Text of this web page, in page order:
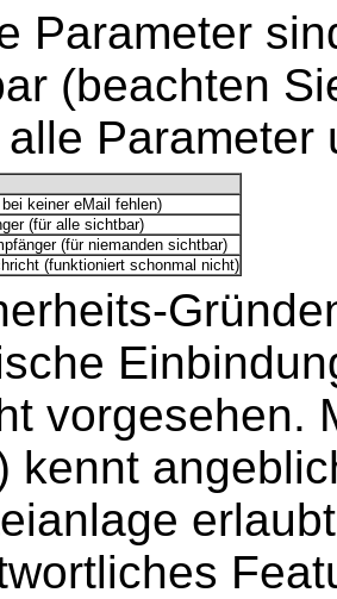
Parameter
(beachten
Parameter
keiner eMail fehlen)
(für alle sichtbar)
(für niemanden sichtbar)
(funktioniert schonmal nicht)
vorgesehen.
kennt